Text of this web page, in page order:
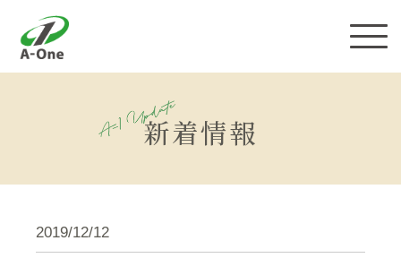
新着情報
2019/12/12